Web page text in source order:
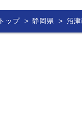
トップ 静岡県 沼津